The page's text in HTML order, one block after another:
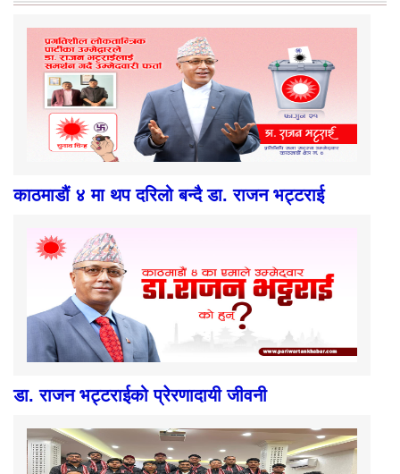
काठमाडौं ४ मा थप दरिलो बन्दै डा. राजन भट्टराई
डा. राजन भट्टराईको प्रेरणादायी जीवनी